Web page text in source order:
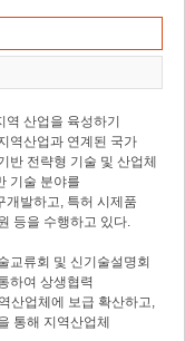
역 산업을 육성하기
역산업과 연계된 국가
반 전략형 기술 및 산업체
기술 분야를
개발하고, 특허 시제품
등을 수행하고 있다.
교류회 및 신기술설명회
하여 상생협력
산업체에 보급 확산하고,
통해 지역산업체